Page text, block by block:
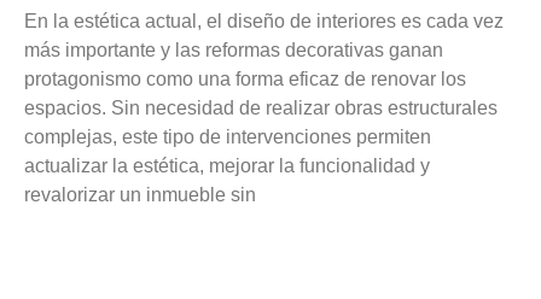
En la estética actual, el diseño de interiores es cada vez
más importante y las reformas decorativas ganan
protagonismo como una forma eficaz de renovar los
espacios. Sin necesidad de realizar obras estructurales
complejas, este tipo de intervenciones permiten
actualizar la estética, mejorar la funcionalidad y
revalorizar un inmueble sin